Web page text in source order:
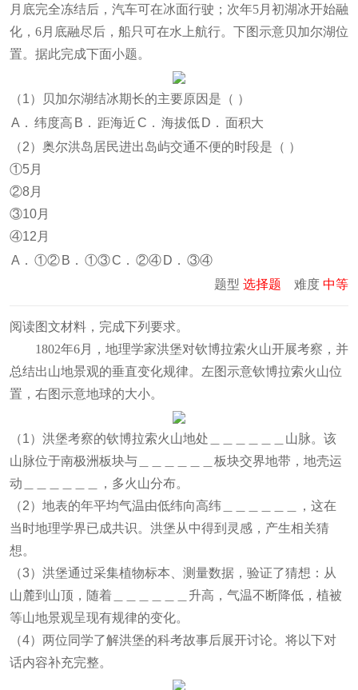
月底完全冻结后，汽车可在冰面行驶；次年5月初湖冰开始融
化，6月底融尽后，船只可在水上航行。下图示意贝加尔湖位
置。据此完成下面小题。
（1）贝加尔湖结冰期长的主要原因是（ ）
A． 纬度高 B． 距海近C． 海拔低 D． 面积大
（2）奥尔洪岛居民进出岛屿交通不便的时段是（ ）
①5月
②8月
③10月
④12月
A． ①② B． ①③C． ②④ D． ③④
题型 选择题 难度 中等
阅读图文材料，完成下列要求。
1802年6月，地理学家洪堡对钦博拉索火山开展考察，并
总结出山地景观的垂直变化规律。左图示意钦博拉索火山位
置，右图示意地球的大小。
（1）洪堡考察的钦博拉索火山地处＿＿＿＿＿＿山脉。该
山脉位于南极洲板块与＿＿＿＿＿＿板块交界地带，地壳运
动＿＿＿＿＿＿，多火山分布。
（2）地表的年平均气温由低纬向高纬＿＿＿＿＿＿，这在
当时地理学界已成共识。洪堡从中得到灵感，产生相关猜
想。
（3）洪堡通过采集植物标本、测量数据，验证了猜想：从
山麓到山顶，随着＿＿＿＿＿＿升高，气温不断降低，植被
等山地景观呈现有规律的变化。
（4）两位同学了解洪堡的科考故事后展开讨论。将以下对
话内容补充完整。